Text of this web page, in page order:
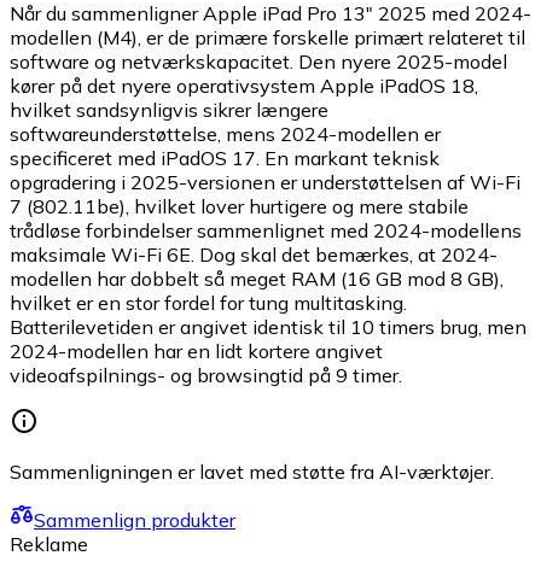
Når du sammenligner Apple iPad Pro 13" 2025 med 2024-
modellen (M4), er de primære forskelle primært relateret til
software og netværkskapacitet. Den nyere 2025-model
kører på det nyere operativsystem Apple iPadOS 18,
hvilket sandsynligvis sikrer længere
softwareunderstøttelse, mens 2024-modellen er
specificeret med iPadOS 17. En markant teknisk
opgradering i 2025-versionen er understøttelsen af Wi-Fi
7 (802.11be), hvilket lover hurtigere og mere stabile
trådløse forbindelser sammenlignet med 2024-modellens
maksimale Wi-Fi 6E. Dog skal det bemærkes, at 2024-
modellen har dobbelt så meget RAM (16 GB mod 8 GB),
hvilket er en stor fordel for tung multitasking.
Batterilevetiden er angivet identisk til 10 timers brug, men
2024-modellen har en lidt kortere angivet
videoafspilnings- og browsingtid på 9 timer.
Sammenligningen er lavet med støtte fra AI-værktøjer.
Sammenlign produkter
Reklame